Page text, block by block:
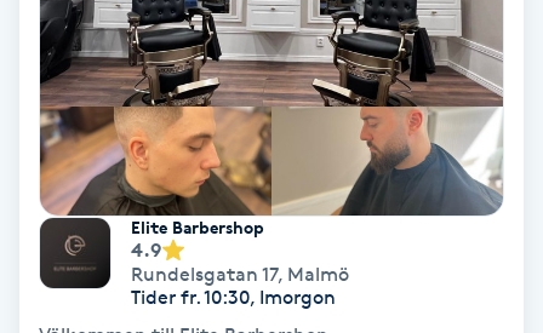
Gravidyoga
Gruppträning
Gua Sha-massage
Hatha Yoga Elite Barbershop
4.9
Rundelsgatan 17, Malmö
Tider fr. 10:30, Imorgon